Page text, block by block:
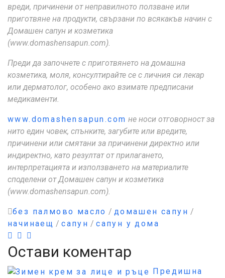
вреди, причинени от неправилното ползване или
приготвяне на продукти, свързани по всякакъв начин с
Домашен сапун и козметика
(www.domashensapun.com).
Преди да започнете с приготвянето на домашна
козметика, моля, консултирайте се с личния си лекар
или дерматолог, особено ако взимате предписани
медикаменти.
www.domashensapun.com не носи отговорност за
нито един човек, спънките, загубите или вредите,
причинени или смятани за причинени директно или
индиректно, като резултат от прилагането,
интерпретацията и използването на материалите
споделени от Домашен сапун и козметика
(www.domashensapun.com).
без палмово масло / домашен сапун /
начинаещ /сапун /сапун у дома
Остави коментар
Предишна